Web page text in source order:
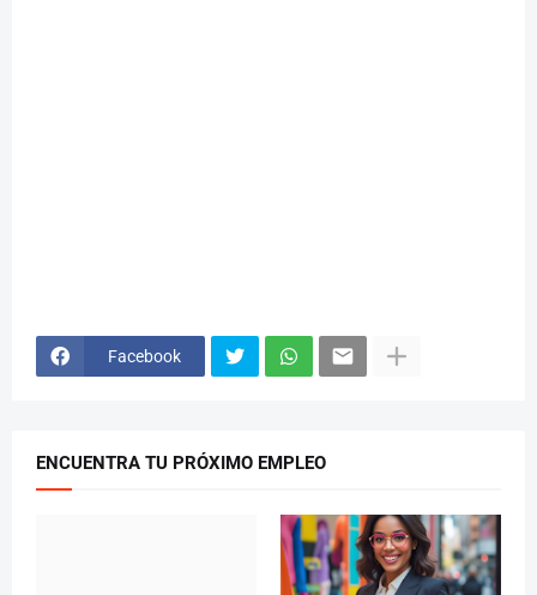
Facebook
ENCUENTRA TU PRÓXIMO EMPLEO